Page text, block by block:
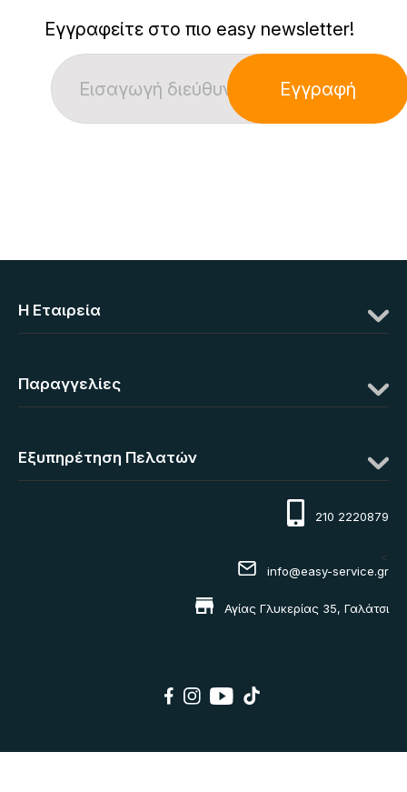
Εγγραφείτε στο πιο easy newsletter!
Εγγραφή
Η Eταιρεία
Παραγγελίες
Εξυπηρέτηση Πελατών
210 2220879
<
info@easy-service.gr
Αγίας Γλυκερίας 35, Γαλάτσι